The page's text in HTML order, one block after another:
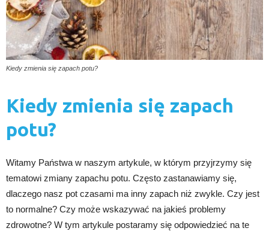
Kiedy zmienia się zapach potu?
Kiedy zmienia się zapach
potu?
Witamy Państwa w naszym artykule, w którym przyjrzymy się
tematowi zmiany zapachu potu. Często zastanawiamy się,
dlaczego nasz pot czasami ma inny zapach niż zwykle. Czy jest
to normalne? Czy może wskazywać na jakieś problemy
zdrowotne? W tym artykule postaramy się odpowiedzieć na te